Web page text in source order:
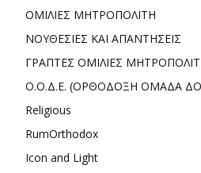
ΟΜΙΛΙΕΣ ΜΗΤΡΟΠΟΛΙΤΗ
ΝΟΥΘΕΣΙΕΣ ΚΑΙ ΑΠΑΝΤΗΣΕΙΣ
ΓΡΑΠΤΕΣ ΟΜΙΛΙΕΣ
Ο.Ο.Δ.Ε. (ΟΡΘΟΔΟΞΗ ΟΜΑΔΑ
Religious
RumOrthodox
Icon and Light